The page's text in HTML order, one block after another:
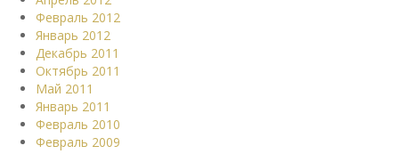
Февраль 2012
Январь 2012
Декабрь 2011
Октябрь 2011
Май 2011
Январь 2011
Февраль 2010
Февраль 2009